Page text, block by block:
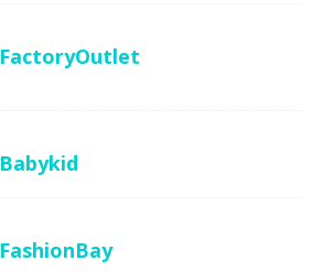
FactoryOutlet
Babykid
FashionBay